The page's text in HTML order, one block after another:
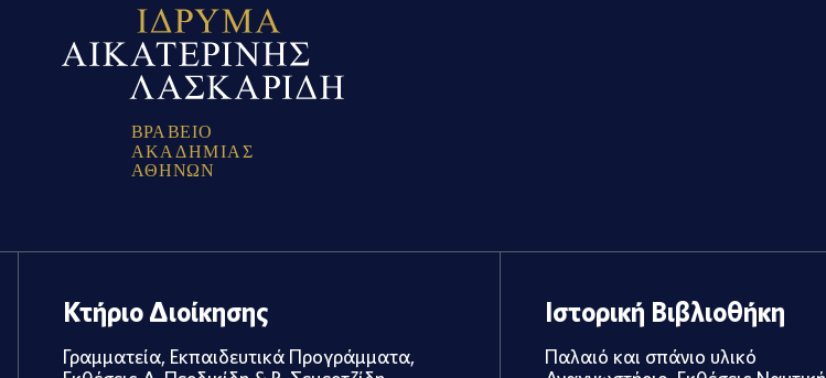
ΒΡΑ ΒΕΙΟ
ΑΚΑ ΔΗΜΙΑ Σ
ΑΘΗΝΩΝ
Κτήριο Διοίκησης
Γραμματεία, Εκπαιδευτικά Προγράμματα,
Ιστορική Βιβλιοθήκη
Παλαιό και σπάνιο υλικό